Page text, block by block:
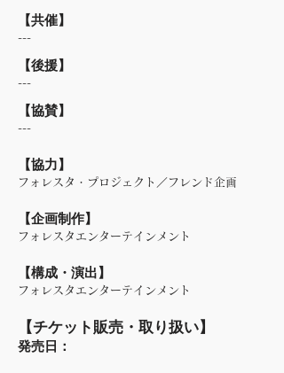
​【共催】
---
​【後援】
---
​【協賛】
---
​【協力】
フォレスタ・プロジェクト／フレンド企画
​【企画制作】
フォレスタエンターテインメント
​【構成・演出】
フォレスタエンターテインメント
​【チケット販売・取り扱い】
発売日：